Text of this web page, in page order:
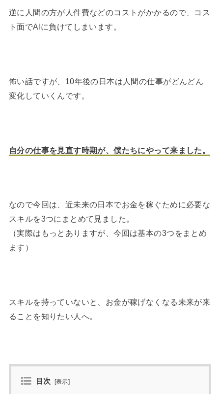
逆に人間の方が人件費などのコストがかかるので、コス
ト面でAIに負けてしまいます。
怖い話ですが、10年後の日本は人間の仕事がどんどん
変化していくんです。
自分の仕事を見直す時期が、僕たちにやって来ました。
なので今回は、近未来の日本でお金を稼ぐために必要な
スキルを3つにまとめて見ました。
（実際はもっとありますが、今回は基本の3つをまとめ
ます）
スキルを持っていないと、お金が稼げなくなる未来が来
ることを知りたい人へ。
目次 [表示]